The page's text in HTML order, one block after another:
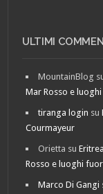
ULTIMI
MountainBlog
Mar Rosso e
tiranga login su
Courmayeur
Orietta su
Rosso e luoghi
Marco Di Gangi